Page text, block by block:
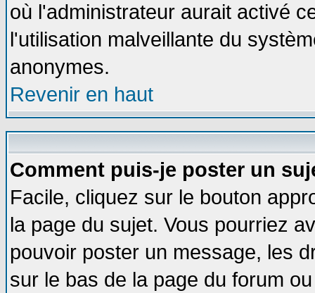
où l'administrateur aurait activé
l'utilisation malveillante du
anonymes.
Revenir en haut
Comment puis-je poster un
Facile, cliquez sur le bouton
la page du sujet. Vous pourriez
pouvoir poster un message, les
sur le bas de la page du forum